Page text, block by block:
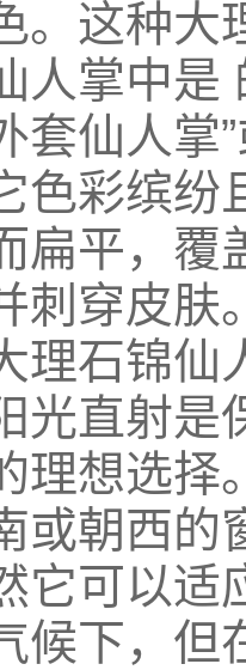
。这种大
人掌中是
套仙人掌
色彩缤纷
扁平，覆
刺穿皮肤
理石锦仙
光直射是
理想选择
或朝西的
它可以适
候下，但